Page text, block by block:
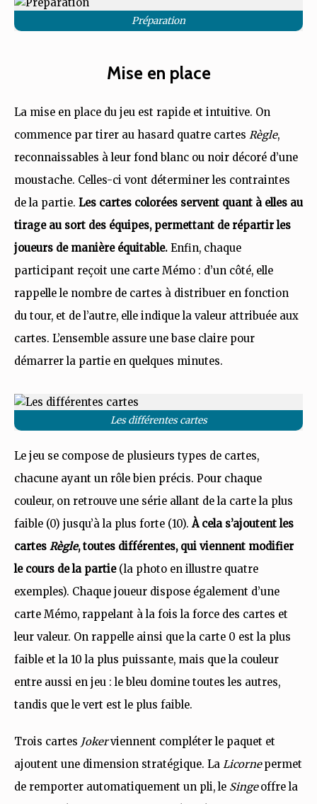
Préparation
Mise en place
La mise en place du jeu est rapide et intuitive. On
commence par tirer au hasard quatre cartes Règle,
reconnaissables à leur fond blanc ou noir décoré d’une
moustache. Celles-ci vont déterminer les contraintes
de la partie. Les cartes colorées servent quant à elles au
tirage au sort des équipes, permettant de répartir les
joueurs de manière équitable. Enfin, chaque
participant reçoit une carte Mémo : d’un côté, elle
rappelle le nombre de cartes à distribuer en fonction
du tour, et de l’autre, elle indique la valeur attribuée aux
cartes. L’ensemble assure une base claire pour
démarrer la partie en quelques minutes.
Les différentes cartes
Le jeu se compose de plusieurs types de cartes,
chacune ayant un rôle bien précis. Pour chaque
couleur, on retrouve une série allant de la carte la plus
faible (0) jusqu’à la plus forte (10).À cela s’ajoutent les
cartes Règle, toutes différentes, qui viennent modifier
le cours de la partie(la photo en illustre quatre
exemples). Chaque joueur dispose également d’une
carte Mémo, rappelant à la fois la force des cartes et
leur valeur. On rappelle ainsi que la carte 0 est la plus
faible et la 10 la plus puissante, mais que la couleur
entre aussi en jeu : le bleu domine toutes les autres,
tandis que le vert est le plus faible.
Trois cartes Jokerviennent compléter le paquet et
ajoutent une dimension stratégique. La Licornepermet
de remporter automatiquement un pli, le Singeoffre la